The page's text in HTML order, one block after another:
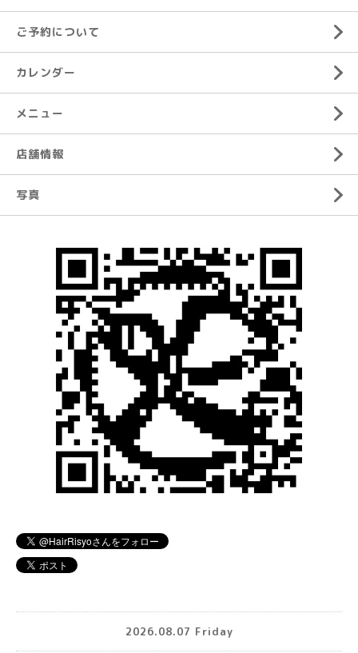
ご予約について
カレンダー
メニュー
店舗情報
写真
2026.08.07 Friday